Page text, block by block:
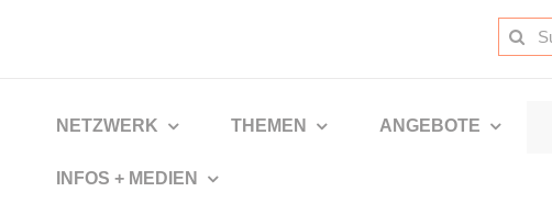
Suche
NETZWERK THEMEN ANGEBOTE
INFOS + MEDIEN